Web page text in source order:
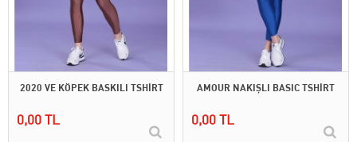
2020 VE KÖPEK BASKILI TSHİRT
0,00 TL
AMOUR NAKIŞLI BASIC TSHİRT
0,00 TL